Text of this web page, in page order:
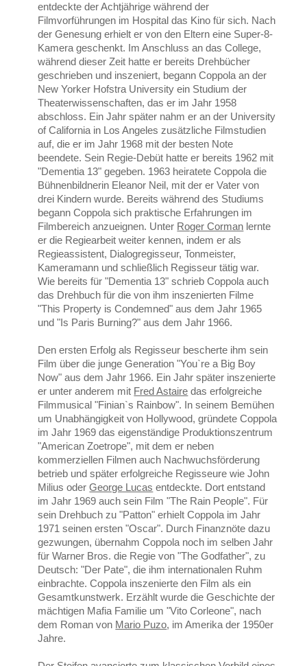
entdeckte der Achtjährige während der
Filmvorführungen im Hospital das Kino für sich. Nach
der Genesung erhielt er von den Eltern eine Super-8-
Kamera geschenkt. Im Anschluss an das College,
während dieser Zeit hatte er bereits Drehbücher
geschrieben und inszeniert, begann Coppola an der
New Yorker Hofstra University ein Studium der
Theaterwissenschaften, das er im Jahr 1958
abschloss. Ein Jahr später nahm er an der University
of California in Los Angeles zusätzliche Filmstudien
auf, die er im Jahr 1968 mit der besten Note
beendete. Sein Regie-Debüt hatte er bereits 1962 mit
"Dementia 13" gegeben. 1963 heiratete Coppola die
Bühnenbildnerin Eleanor Neil, mit der er Vater von
drei Kindern wurde. Bereits während des Studiums
begann Coppola sich praktische Erfahrungen im
Filmbereich anzueignen. Unter Roger Corman lernte
er die Regiearbeit weiter kennen, indem er als
Regieassistent, Dialogregisseur, Tonmeister,
Kameramann und schließlich Regisseur tätig war.
Wie bereits für "Dementia 13" schrieb Coppola auch
das Drehbuch für die von ihm inszenierten Filme
"This Property is Condemned" aus dem Jahr 1965
und "Is Paris Burning?" aus dem Jahr 1966.
Den ersten Erfolg als Regisseur bescherte ihm sein
Film über die junge Generation "You`re a Big Boy
Now" aus dem Jahr 1966. Ein Jahr später inszenierte
er unter anderem mit Fred Astaire das erfolgreiche
Filmmusical "Finian`s Rainbow". In seinem Bemühen
um Unabhängigkeit von Hollywood, gründete Coppola
im Jahr 1969 das eigenständige Produktionszentrum
"American Zoetrope", mit dem er neben
kommerziellen Filmen auch Nachwuchsförderung
betrieb und später erfolgreiche Regisseure wie John
Milius oderGeorge Lucas entdeckte. Dort entstand
im Jahr 1969 auch sein Film "The Rain People". Für
sein Drehbuch zu "Patton" erhielt Coppola im Jahr
1971 seinen ersten "Oscar". Durch Finanznöte dazu
gezwungen, übernahm Coppola noch im selben Jahr
für Warner Bros. die Regie von "The Godfather", zu
Deutsch: "Der Pate", die ihm internationalen Ruhm
einbrachte. Coppola inszenierte den Film als ein
Gesamtkunstwerk. Erzählt wurde die Geschichte der
mächtigen Mafia Familie um "Vito Corleone", nach
dem Roman von Mario Puzo, im Amerika der 1950er
Jahre.